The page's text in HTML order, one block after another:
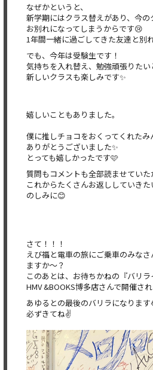
なぜかというと、
新学期にはクラス替えがあり、今
お別れになってしまうからです😢
1年間一緒に過ごしてきた友達と別
でも、今年は受験生です！
気持ちを入れ替え、勉強頑張りた
新しいクラスも楽しみです✨
嬉しいこともありました。
僕に推しチョコをおくってくれたみ
ありがとうございました✨
とっても嬉しかったです🩷
質問もコメントも全部読ませてい
これからたくさんお返ししていき
のしみに😊
さて！！！
えび福と電車の旅にご乗車のみな
ますか～？
このあとは、お待ちかねの『バリ
HMV &BOOKS博多店さんで開催され
あゆるとの最後のバリラになりま
必ずきてね✌️